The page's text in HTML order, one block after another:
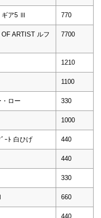
ギア5 Ⅲ 770
ARTIST ルフ
7700
1210
1100
ロー 330
1000
ｰﾄ 白ひげ 440
440
330
660
440